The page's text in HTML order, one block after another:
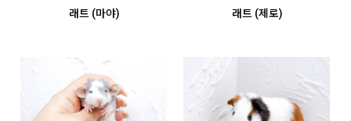
래트 (마야) 래트 (제로)